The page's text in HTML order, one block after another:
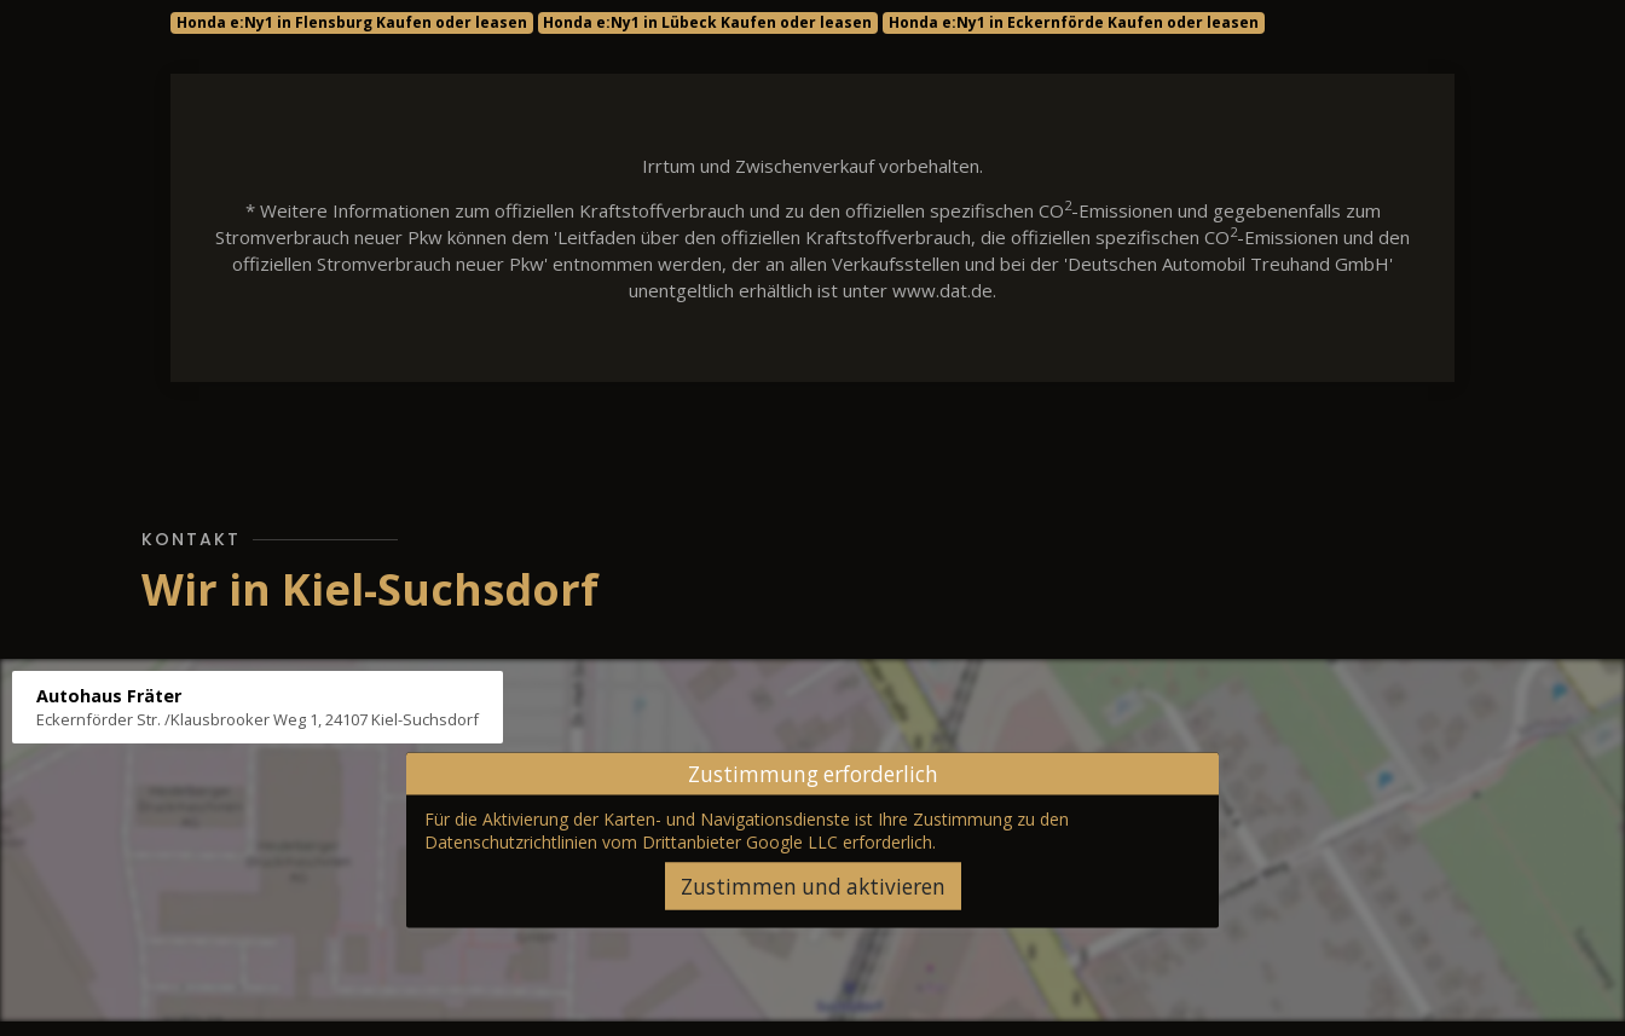
Honda e:Ny1 in Flensburg Kaufen oder leasen Honda e:Ny1 in Lübeck Kaufen oder leasen Honda e:Ny1 in Eckernförde Kaufen oder leasen
Irrtum und Zwischenverkauf vorbehalten.
* Weitere Informationen zum offiziellen Kraftstoffverbrauch und zu den offiziellen spezifischen CO2-Emissionen und gegebenenfalls zum
Stromverbrauch neuer Pkw können dem 'Leitfaden über den offiziellen Kraftstoffverbrauch, die offiziellen spezifischen CO2-Emissionen und den
offiziellen Stromverbrauch neuer Pkw' entnommen werden, der an allen Verkaufsstellen und bei der 'Deutschen Automobil Treuhand GmbH'
unentgeltlich erhältlich ist unter www.dat.de.
KONTAKT
Wir in Kiel-Suchsdorf
Autohaus Fräter
Eckernförder Str. /Klausbrooker Weg 1, 24107 Kiel-Suchsdorf
Zustimmung erforderlich
Für die Aktivierung der Karten- und Navigationsdienste ist Ihre Zustimmung zu den
Datenschutzrichtlinien vom Drittanbieter Google LLC erforderlich.
Zustimmen und aktivieren